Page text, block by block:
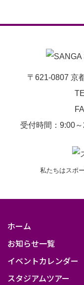
ツ
〒621-0807 京
受付時間：9:00
私たちはスポ
ホーム
お知らせ一覧
イベントカレンダー
スタジアムツアー